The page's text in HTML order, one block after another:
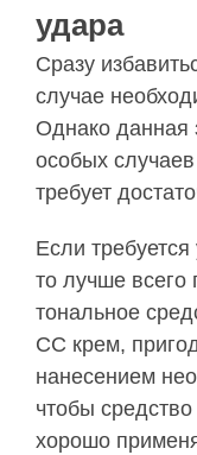
удара
Сразу
случае
Однако данная
особых
требует
Если
то лучше всего
тональное
СС крем,
нанесением
чтобы
хорошо